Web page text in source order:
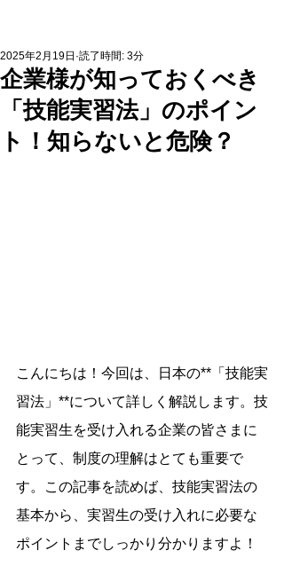
企業様が知っておくべき
「技能実習法」のポイン
ト！知らないと危険？
2025年2月19日 読了時間: 3分
こんにちは！今回は、日本の**「技能実
習法」**について詳しく解説します。技
能実習生を受け入れる企業の皆さまに
とって、制度の理解はとても重要で
す。この記事を読めば、技能実習法の
基本から、実習生の受け入れに必要な
ポイントまでしっかり分かりますよ！